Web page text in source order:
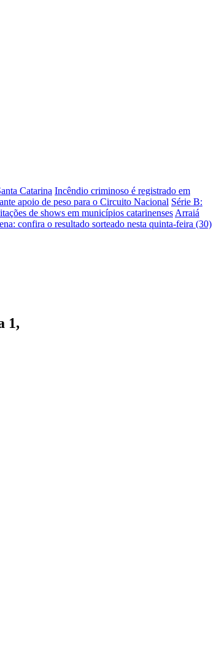
Catarina Incêndio criminoso é registrado em
apoio de peso para o Circuito Nacional Série B:
de shows em municípios catarinenses Arraiá
confira o resultado sorteado nesta quinta-feira (30)
1,